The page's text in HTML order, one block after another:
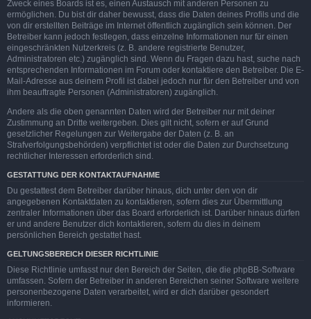
Zweck eines Boards ist es, einen Austausch mit anderen Personen zu
ermöglichen. Du bist dir daher bewusst, dass die Daten deines Profils und die
von dir erstellten Beiträge im Internet öffentlich zugänglich sein können. Der
Betreiber kann jedoch festlegen, dass einzelne Informationen nur für einen
eingeschränkten Nutzerkreis (z. B. andere registrierte Benutzer,
Administratoren etc.) zugänglich sind. Wenn du Fragen dazu hast, suche nach
entsprechenden Informationen im Forum oder kontaktiere den Betreiber. Die E-
Mail-Adresse aus deinem Profil ist dabei jedoch nur für den Betreiber und von
ihm beauftragte Personen (Administratoren) zugänglich.
Andere als die oben genannten Daten wird der Betreiber nur mit deiner
Zustimmung an Dritte weitergeben. Dies gilt nicht, sofern er auf Grund
gesetzlicher Regelungen zur Weitergabe der Daten (z. B. an
Strafverfolgungsbehörden) verpflichtet ist oder die Daten zur Durchsetzung
rechtlicher Interessen erforderlich sind.
GESTATTUNG DER KONTAKTAUFNAHME
Du gestattest dem Betreiber darüber hinaus, dich unter den von dir
angegebenen Kontaktdaten zu kontaktieren, sofern dies zur Übermittlung
zentraler Informationen über das Board erforderlich ist. Darüber hinaus dürfen
er und andere Benutzer dich kontaktieren, sofern du dies in deinem
persönlichen Bereich gestattet hast.
GELTUNGSBEREICH DIESER RICHTLINIE
Diese Richtlinie umfasst nur den Bereich der Seiten, die die phpBB-Software
umfassen. Sofern der Betreiber in anderen Bereichen seiner Software weitere
personenbezogene Daten verarbeitet, wird er dich darüber gesondert
informieren.